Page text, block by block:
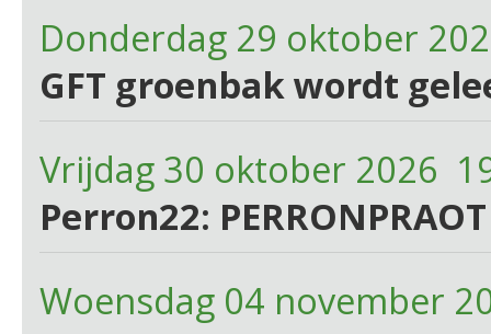
Donderdag 29 oktober
GFT groenbak wordt
Vrijdag 30 oktober 2026
Perron22: PERRONPRAOT
Woensdag 04 november